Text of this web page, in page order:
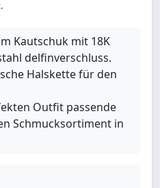
Kautschuk mit 18K
delfinverschluss.
Halskette für den
Outfit passende
Schmucksortiment in